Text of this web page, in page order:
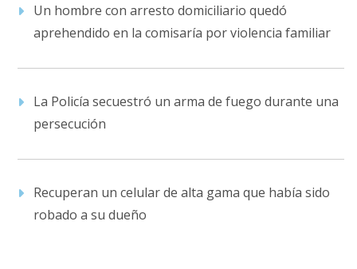
Un hombre con arresto domiciliario quedó
aprehendido en la comisaría por violencia familiar
La Policía secuestró un arma de fuego durante una
persecución
Recuperan un celular de alta gama que había sido
robado a su dueño